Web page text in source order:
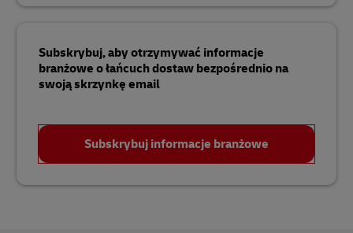
Subskrybuj, aby otrzymywać informacje
branżowe o łańcuch dostaw bezpośrednio na
swoją skrzynkę email
Subskrybuj informacje branżowe